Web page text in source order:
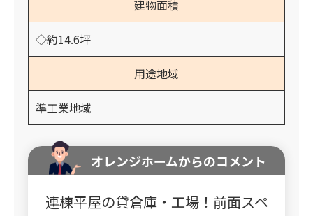
建物面積
◇約14.6坪
用途地域
準工業地域
オレンジホームからのコメント
連棟平屋の貸倉庫・工場！前面スペ